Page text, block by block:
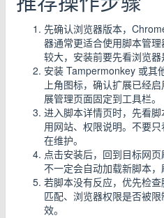
先确认浏览器版本，
器通常更适合使用脚本管
较大，安装前要先看浏览器
安装 Tampermonkey 或其
上角图标，确认扩展已经
展管理页面固定到工具栏。
进入脚本详情页时，先看
用网站、权限说明。不要
在维护。
点击安装后，回到目标网
不一定会自动加载新脚本，
若脚本没有反应，优先检
匹配、浏览器权限是否被
效。